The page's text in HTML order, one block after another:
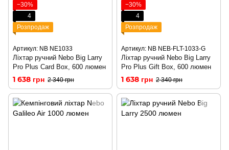
−30%
4
Розпродаж
Артикул: NB NE1033
Ліхтар ручний Nebo Big Larry
Pro Plus Card Box, 600 люмен
1 638 грн 2 340 грн
−30%
4
Розпродаж
Артикул: NB NEB-FLT-1033-G
Ліхтар ручний Nebo Big Larry
Pro Plus Gift Box, 600 люмен
1 638 грн 2 340 грн